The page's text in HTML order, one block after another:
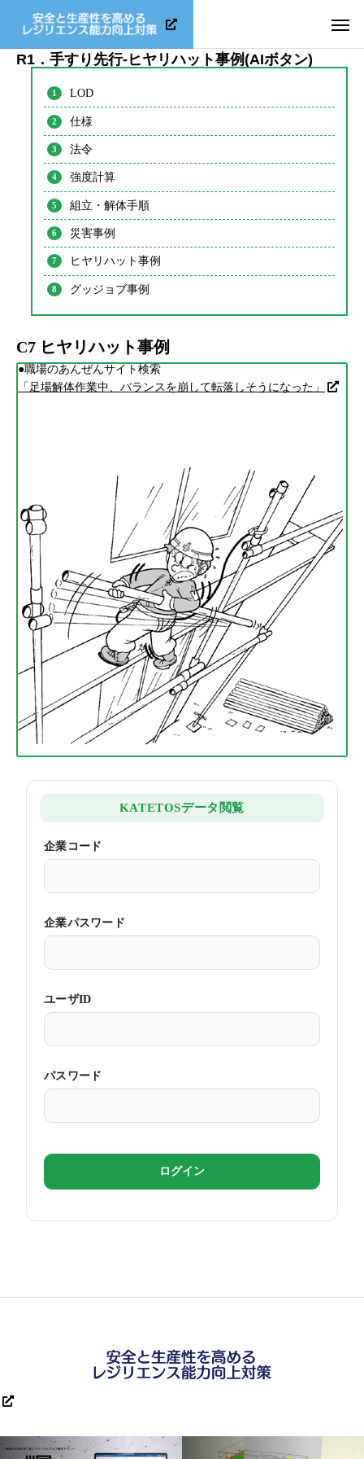
R1．手すり先行-ヒヤリハット事例(AIボタン)
LOD
仕様
法令
強度計算
組立・解体手順
災害事例
ヒヤリハット事例
グッジョブ事例
C7 ヒヤリハット事例
●職場のあんぜんサイト検索
「足場解体作業中、バランスを崩して転落しそうになった」
企業コード
企業パスワード
ユーザID
パスワード